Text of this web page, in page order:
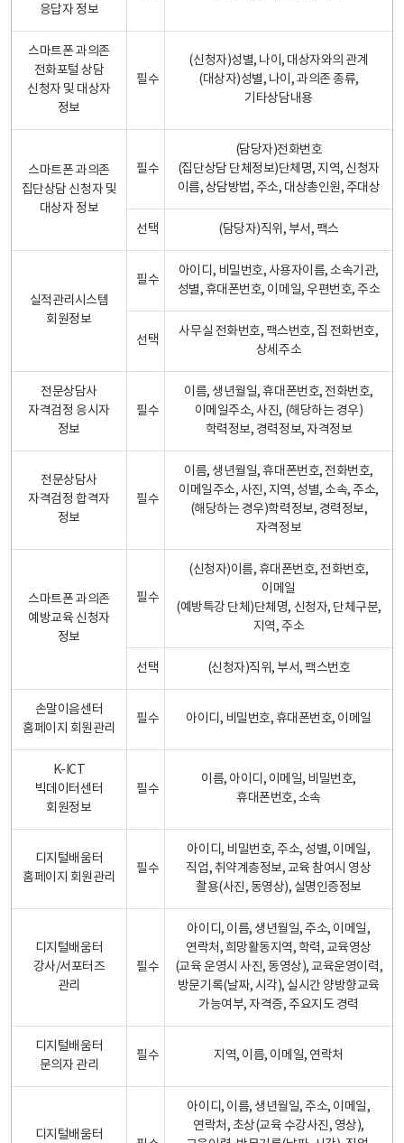
응답자 정보
스마트폰 과의존
전화포털 상담
신청자 및 대상자
정보
필수
(신청자)성별, 나이, 대상자와의 관계
(대상자)성별, 나이, 과의존 종류,
기타상담내용
스마트폰 과의존
집단상담 신청자 및
대상자 정보
필수
(담당자)전화번호
(집단상담 단체정보)단체명, 지역, 신청자
이름, 상담방법, 주소, 대상총인원, 주대상
선택 (담당자)직위, 부서, 팩스
실적관리시스템
회원정보
필수
아이디, 비밀번호, 사용자이름, 소속기관,
성별, 휴대폰번호, 이메일, 우편번호, 주소
선택
사무실 전화번호, 팩스번호, 집 전화번호,
상세주소
전문상담사
자격검정 응시자
정보
필수
이름, 생년월일, 휴대폰번호, 전화번호,
이메일주소, 사진, (해당하는 경우)
학력정보, 경력정보, 자격정보
전문상담사
자격검정 합격자
정보
필수
이름, 생년월일, 휴대폰번호, 전화번호,
이메일주소, 사진, 지역, 성별, 소속, 주소,
(해당하는 경우)학력정보, 경력정보,
자격정보
스마트폰 과의존
예방교육 신청자
정보
필수
(신청자)이름, 휴대폰번호, 전화번호,
이메일
(예방특강 단체)단체명, 신청자, 단체구분,
지역, 주소
선택 (신청자)직위, 부서, 팩스번호
손말이음센터
홈페이지 회원관리
필수 아이디, 비밀번호, 휴대폰번호, 이메일
K-ICT
빅데이터센터
회원정보
필수
이름, 아이디, 이메일, 비밀번호,
휴대폰번호, 소속
디지털배움터
홈페이지 회원관리
필수
아이디, 비밀번호, 주소, 성별, 이메일,
직업, 취약계층정보, 교육 참여시 영상
촬용(사진, 동영상), 실명인증정보
디지털배움터
강사/서포터즈
관리
필수
아이디, 이름, 생년월일, 주소, 이메일,
연락처, 희망활동지역, 학력, 교육영상
(교육 운영시 사진, 동영상), 교육운영이력,
방문기록(날짜, 시각), 실시간 양방향교육
가능여부, 자격증, 주요지도 경력
디지털배움터
문의자 관리
필수 지역, 이름, 이메일, 연락처
디지털배움터
아이디, 이름, 생년월일, 주소, 이메일,
연락처, 초상(교육 수강사진, 영상),